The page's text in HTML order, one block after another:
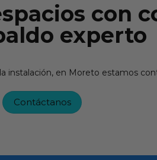
con
experto
instalación, en Moreto estamos
Contáctanos